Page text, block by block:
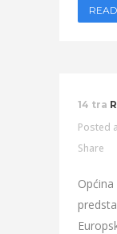
14 tra
Posted
Share